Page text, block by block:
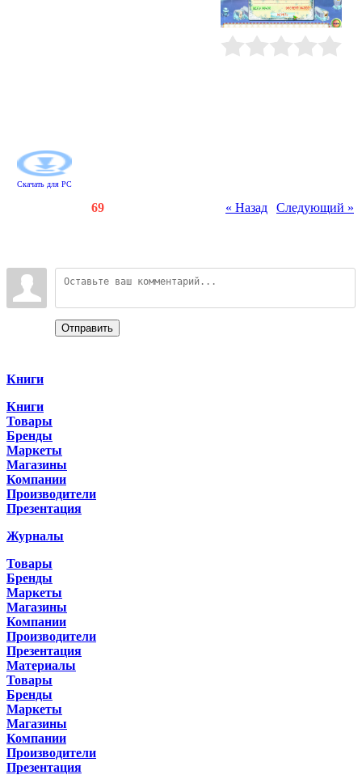
Скачать для PC
« Назад Следующий »
69
Отправить
Книги
Книги
Товары
Бренды
Маркеты
Магазины
Компании
Производители
Презентация
Журналы
Товары
Бренды
Маркеты
Магазины
Компании
Производители
Презентация
Материалы
Товары
Бренды
Маркеты
Магазины
Компании
Производители
Презентация